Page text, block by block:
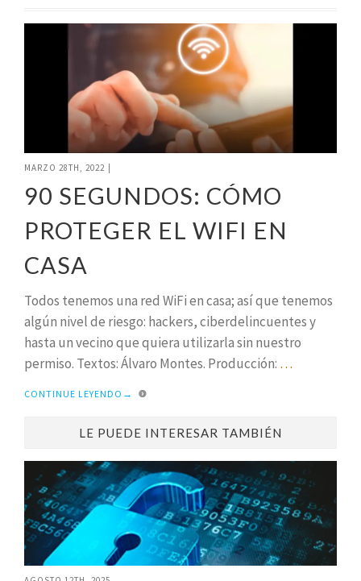
MARZO 28TH, 2022
90 SEGUNDOS: CÓMO
PROTEGER EL WIFI EN
CASA
Todos tenemos una red WiFi en casa; así que tenemos
algún nivel de riesgo: hackers, ciberdelincuentes y
hasta un vecino que quiera utilizarla sin nuestro
permiso. Textos: Álvaro Montes. Producción: …
CONTINUE LEYENDO →
LE PUEDE INTERESAR TAMBIÉN